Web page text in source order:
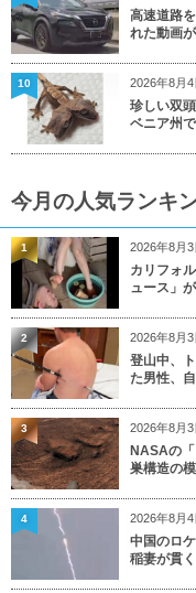
高速道路
れた動画
2026年8月4
珍しい双
ベニア州
10
今月の人気ランキ
2026年8月3
カリフォ
ュース」
1
2026年8月3
登山中、
た男性、
2
2026年8月3
NASAの
巣構造の
3
2026年8月4
中国のロ
稲妻が貫く
4